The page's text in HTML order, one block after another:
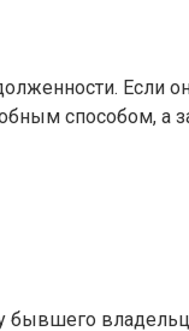
Если
способом, а
бывшего